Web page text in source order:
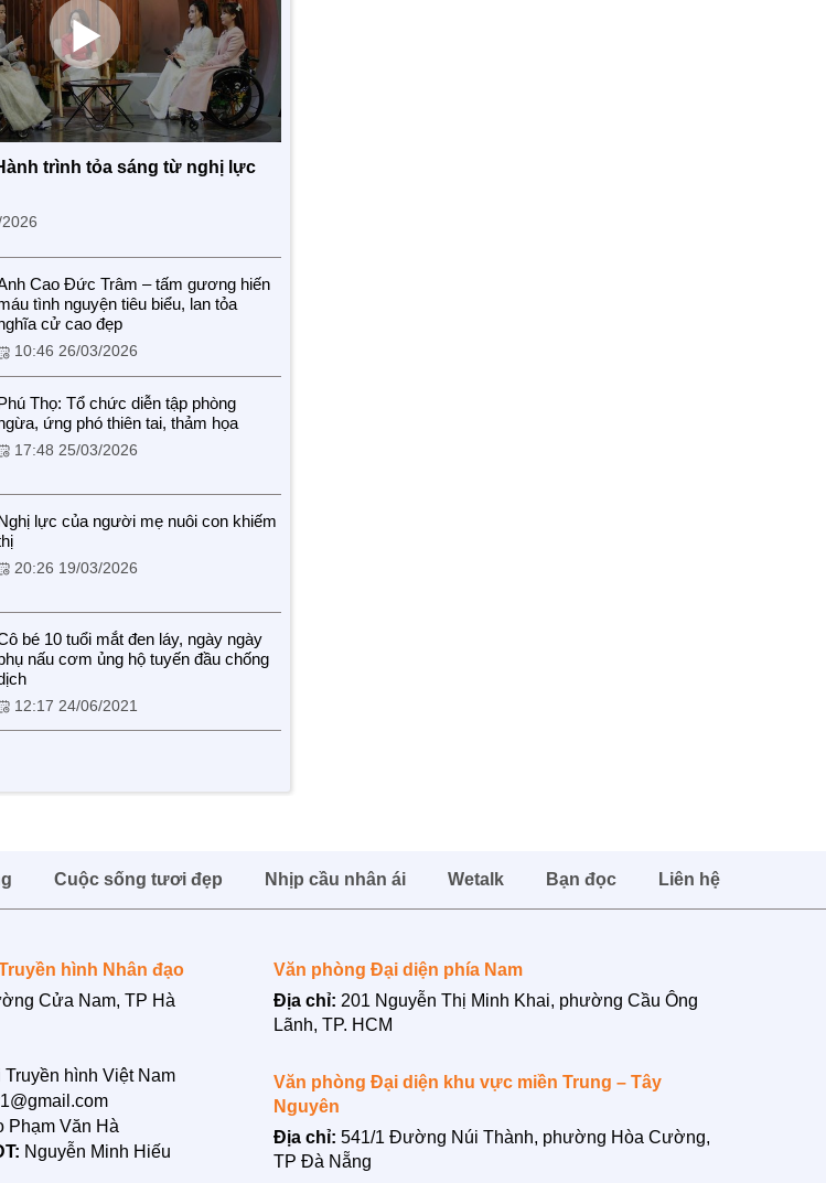
trình tỏa sáng từ nghị lực
Cao Đức Trâm – tấm gương hiến
tình nguyện tiêu biểu, lan tỏa
cử cao đẹp
10:46 26/03/2026
Thọ: Tổ chức diễn tập phòng
ứng phó thiên tai, thảm họa
17:48 25/03/2026
lực của người mẹ nuôi con khiếm
20:26 19/03/2026
bé 10 tuổi mắt đen láy, ngày ngày
nấu cơm ủng hộ tuyến đầu chống
12:17 24/06/2021
Cuộc sống tươi đẹp Nhịp cầu nhân ái Wetalk Bạn đọc Liên hệ
hình Nhân đạo
Cửa Nam, TP Hà
hình Việt Nam
Phạm Văn Hà
Nguyễn Minh Hiếu
Văn phòng Đại diện phía Nam
Địa chỉ: 201 Nguyễn Thị Minh Khai, phường Cầu Ông
Lãnh, TP. HCM
Văn phòng Đại diện khu vực miền Trung – Tây
Nguyên
Địa chỉ: 541/1 Đường Núi Thành, phường Hòa Cường,
TP Đà Nẵng